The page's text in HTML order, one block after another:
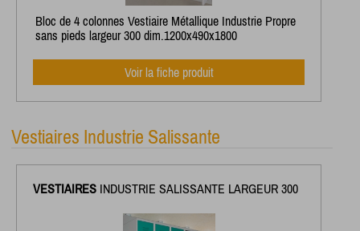
Bloc de 4 colonnes Vestiaire Métallique Industrie Propre
sans pieds largeur 300 dim.1200x490x1800
Voir la fiche produit
Vestiaires Industrie Salissante
VESTIAIRES INDUSTRIE SALISSANTE LARGEUR 300